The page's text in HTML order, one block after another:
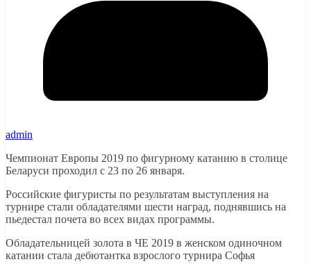
admin
Чемпионат Европы 2019 по фигурному катанию в столице
Беларуси проходил с 23 по 26 января.
Российские фигуристы по результатам выступления на
турнире стали обладателями шести наград, поднявшись на
пьедестал почета во всех видах программы.
Обладательницей золота в ЧЕ 2019 в женском одиночном
катании стала дебютантка взрослого турнира Софья